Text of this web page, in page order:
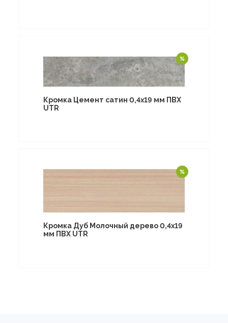
Кромка Цемент сатин 0,4х19 мм ПВХ
UTR
Кромка Дуб Молочный дерево 0,4х19
мм ПВХ UTR